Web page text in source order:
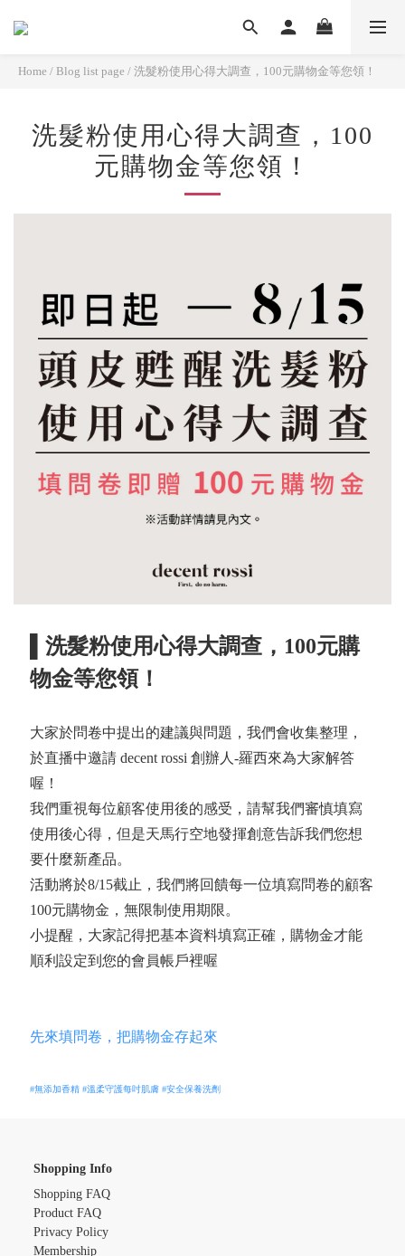
Home / Blog list page / 洗髮粉使用心得大調查，100元購物金等您領！
洗髮粉使用心得大調查，100
元購物金等您領！
▌洗髮粉使用心得大調查，100元購
物金等您領！
大家於問卷中提出的建議與問題，我們會收集整理，
於直播中邀請 decent rossi 創辦人-羅西來為大家解答
喔！
我們重視每位顧客使用後的感受，請幫我們審慎填寫
使用後心得，但是天馬行空地發揮創意告訴我們您想
要什麼新產品。
活動將於8/15截止，我們將回饋每一位填寫問卷的顧客
100元購物金，無限制使用期限。
小提醒，大家記得把基本資料填寫正確，購物金才能
順利設定到您的會員帳戶裡喔
先來填問卷，把購物金存起來
#無添加香精 #溫柔守護每吋肌膚 #安全保養洗劑
Shopping Info
Shopping FAQ
Product FAQ
Privacy Policy
Membership